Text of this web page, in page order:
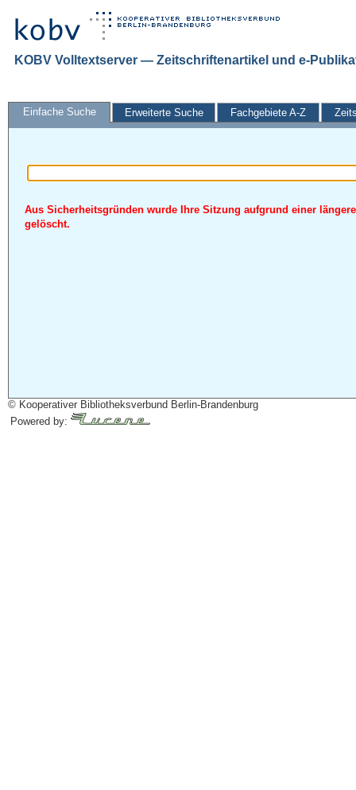
KOBV Volltextserver — Zeitschriftenartikel und e-
Einfache Suche Erweiterte Suche Fachgebiete A-Z
Aus Sicherheitsgründen wurde Ihre Sitzung aufgrund einer
gelöscht.
© Kooperativer Bibliotheksverbund Berlin-Brandenburg
Powered by: